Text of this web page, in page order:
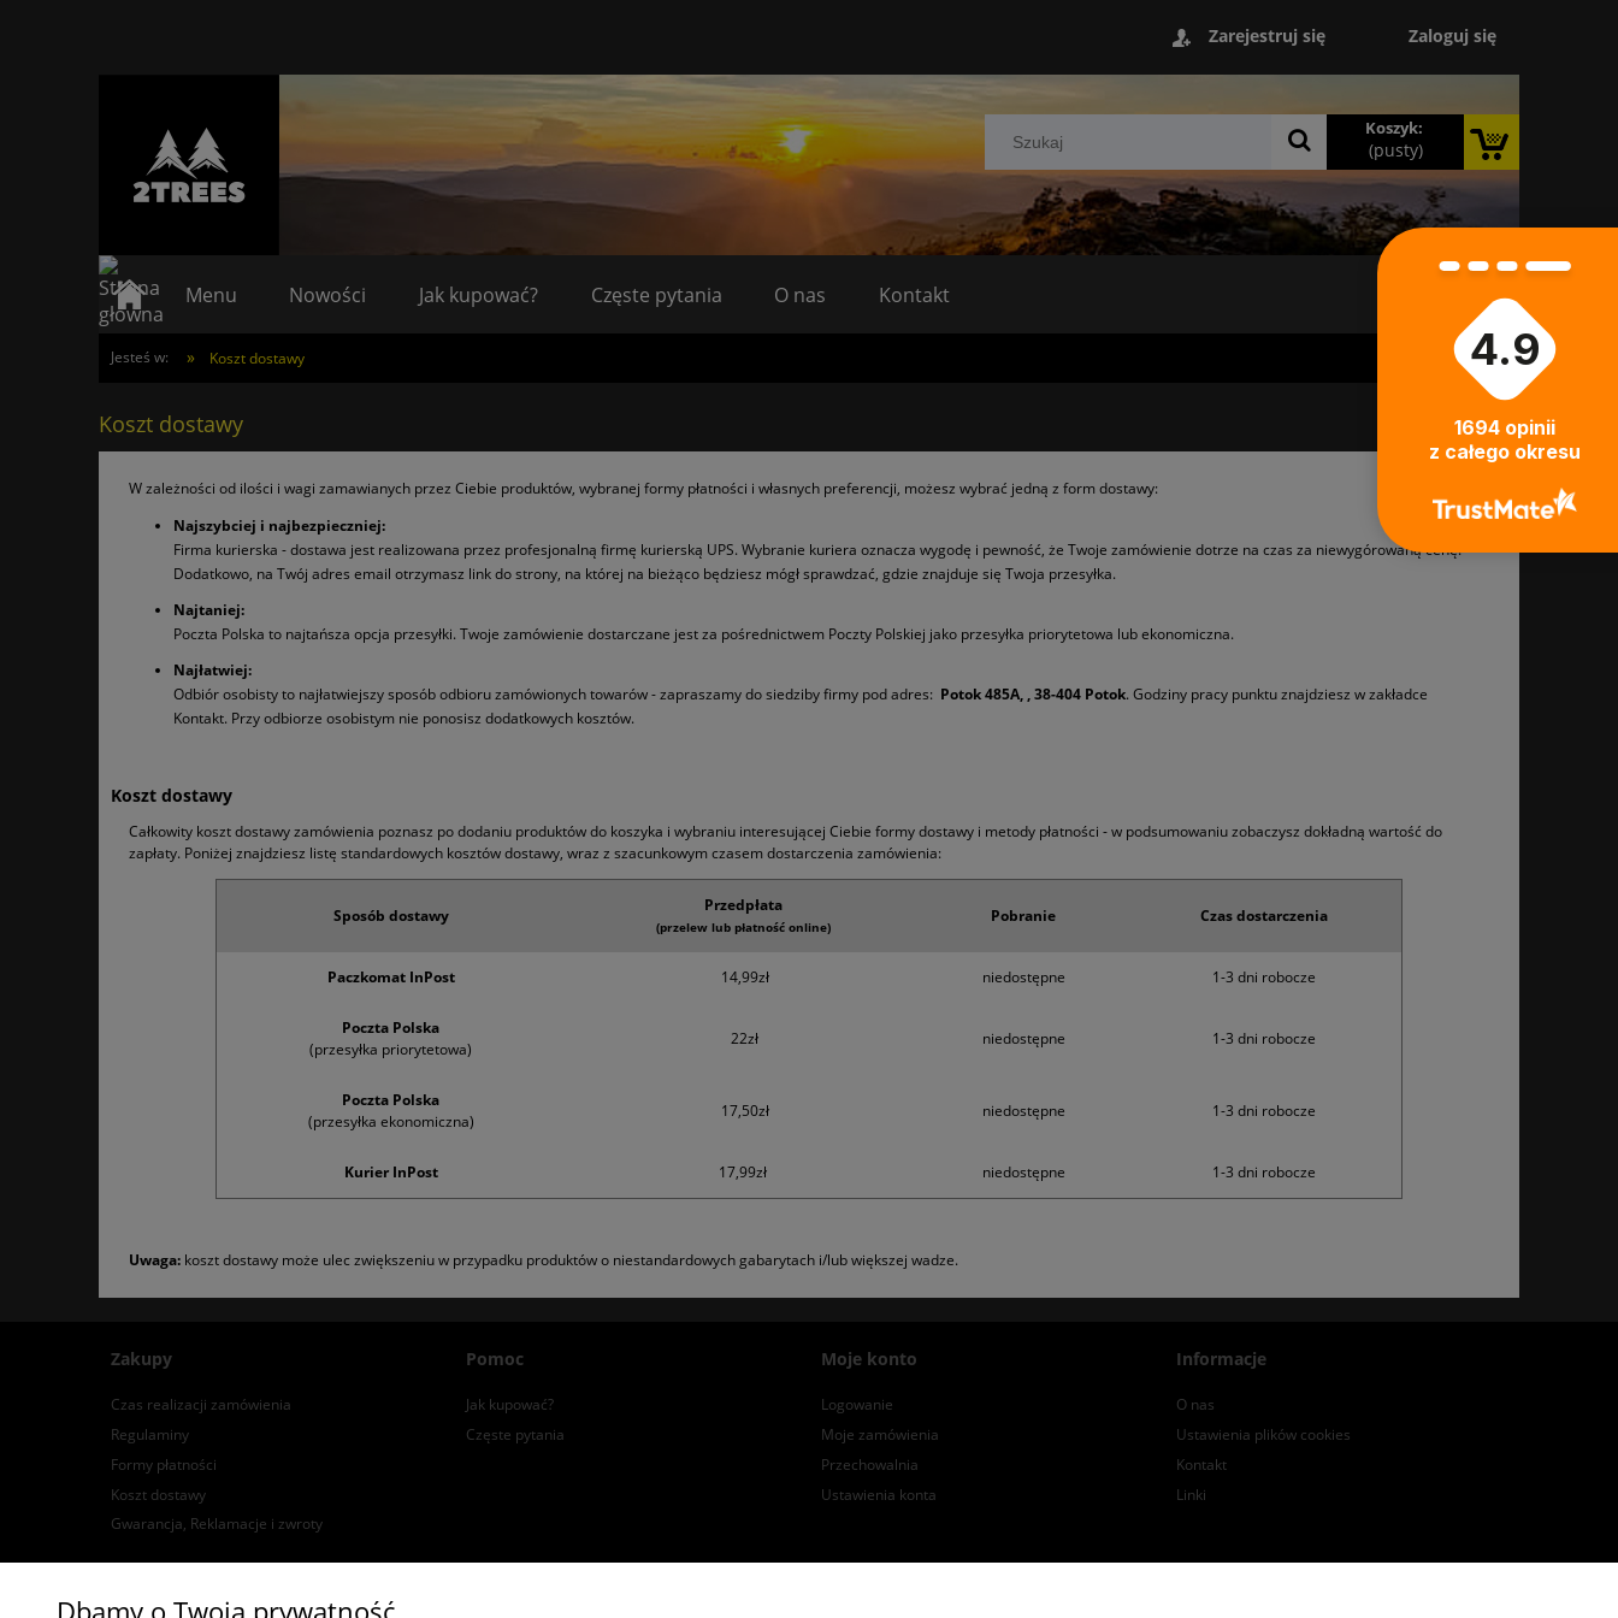
Zarejestruj się Zaloguj się
Koszyk:
(pusty)
Menu Nowości Jak kupować? Częste pytania O nas Kontakt
Jesteś w: » Koszt dostawy
Koszt dostawy
W zależności od ilości i wagi zamawianych przez Ciebie produktów, wybranej formy płatności i własnych preferencji, możesz wybrać jedną z form dostawy:
Najszybciej i najbezpieczniej:
Firma kurierska - dostawa jest realizowana przez profesjonalną firmę kurierską UPS. Wybranie kuriera oznacza wygodę i pewność, że Twoje zamówienie dotrze na czas za niewygórowaną cenę.
Dodatkowo, na Twój adres email otrzymasz link do strony, na której na bieżąco będziesz mógł sprawdzać, gdzie znajduje się Twoja przesyłka.
Najtaniej:
Poczta Polska to najtańsza opcja przesyłki. Twoje zamówienie dostarczane jest za pośrednictwem Poczty Polskiej jako przesyłka priorytetowa lub ekonomiczna.
Najłatwiej:
Odbiór osobisty ­to najłatwiejszy sposób odbioru zamówionych towarów - zapraszamy do siedziby firmy pod adres: Potok 485A, , 38-404 Potok. Godziny pracy punktu znajdziesz w zakładce
Kontakt. Przy odbiorze osobistym nie ponosisz dodatkowych kosztów.
Koszt dostawy
Całkowity koszt dostawy zamówienia poznasz po dodaniu produktów do koszyka i wybraniu interesującej Ciebie formy dostawy i metody płatności - w podsumowaniu zobaczysz dokładną wartość do
zapłaty. Poniżej znajdziesz listę standardowych kosztów dostawy, wraz z szacunkowym czasem dostarczenia zamówienia:
Sposób dostawy
Przedpłata
(przelew lub płatność online)
Pobranie Czas dostarczenia
Paczkomat InPost 14,99zł niedostępne 1-3 dni robocze
Poczta Polska
(przesyłka priorytetowa)
22zł niedostępne 1-3 dni robocze
Poczta Polska
(przesyłka ekonomiczna)
17,50zł niedostępne 1-3 dni robocze
Kurier InPost 17,99zł niedostępne 1-3 dni robocze
Uwaga: koszt dostawy może ulec zwiększeniu w przypadku produktów o niestandardowych gabarytach i/lub większej wadze.
Zakupy
Czas realizacji zamówienia
Regulaminy
Formy płatności
Koszt dostawy
Gwarancja, Reklamacje i zwroty
Pomoc
Jak kupować?
Częste pytania
Moje konto
Logowanie
Moje zamówienia
Przechowalnia
Ustawienia konta
Informacje
O nas
Ustawienia plików cookies
Kontakt
Linki
4.9
1694 opinii
z całego okresu